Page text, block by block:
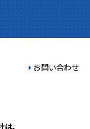
お問い合わせ
、